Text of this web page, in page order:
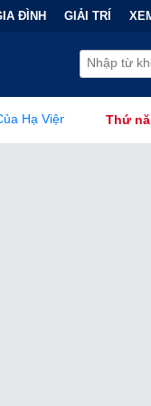
ĐÌNH GIẢI TRÍ
Thứ
Cãi Về Nguồn Gốc